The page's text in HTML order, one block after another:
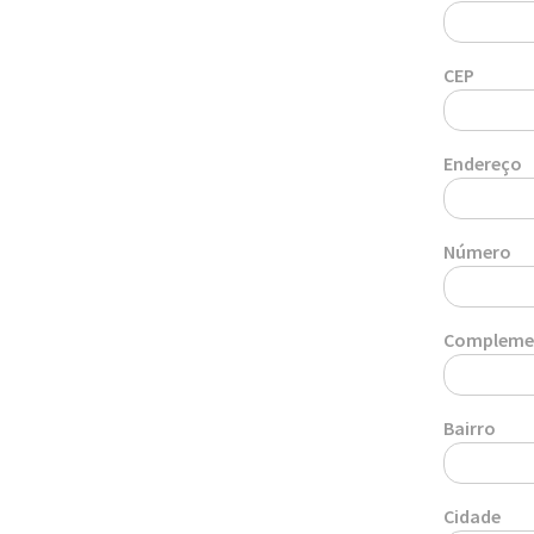
CEP
Endereço
Número
Bairro
Cidade